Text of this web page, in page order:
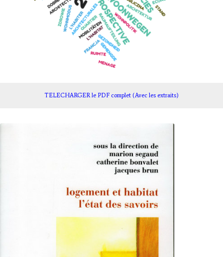
TELECHARGER le PDF complet (Avec les extraits)